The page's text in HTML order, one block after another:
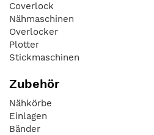
Coverlock
Nähmaschinen
Overlocker
Plotter
Stickmaschinen
Zubehör
Nähkörbe
Einlagen
Bänder